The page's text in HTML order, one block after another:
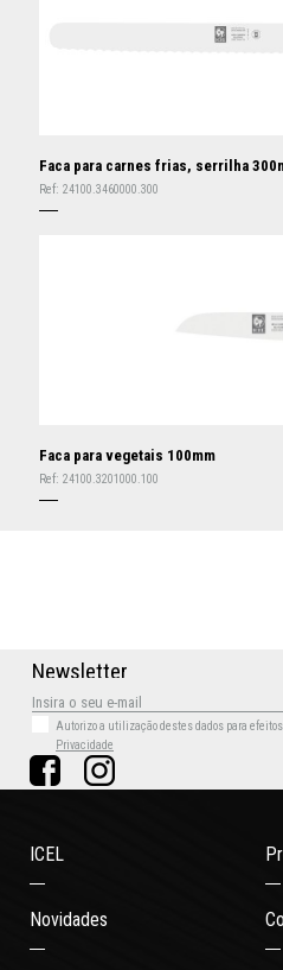
Faca para carnes frias, serrilha
Ref: 24100.3460000.300
Faca para vegetais 100mm
Ref: 24100.3201000.100
Newsletter
Autorizo a utilização destes dados para
Privacidade
ICEL
Novidades